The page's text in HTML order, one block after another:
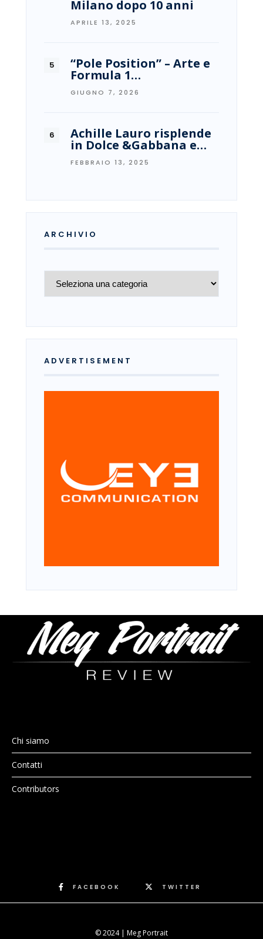
Milano dopo 10 anni
APRILE 13, 2025
“Pole Position” – Arte e
Formula 1…
GIUGNO 7, 2026
Achille Lauro risplende
in Dolce &Gabbana e…
FEBBRAIO 13, 2025
ARCHIVIO
Archivio
ADVERTISEMENT
Chi siamo
Contatti
Contributors
FACEBOOK TWITTER
© 2024 | Meg Portrait